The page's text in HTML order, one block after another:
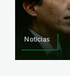
Noticias